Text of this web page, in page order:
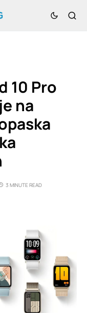
10 Pro
na
3 MINUTE READ